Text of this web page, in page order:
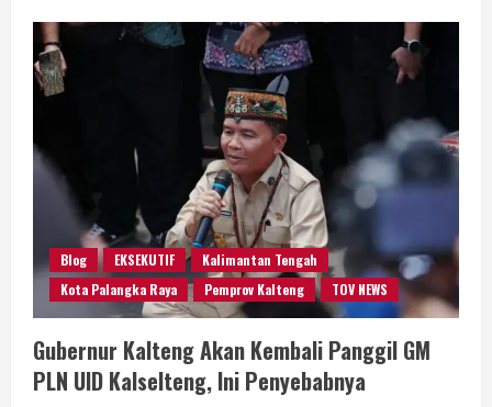
Blog EKSEKUTIF
Kalimantan Tengah
Kota Palangka Raya
Pemprov Kalteng TOV NEWS
Gubernur Kalteng Akan Kembali Panggil GM
PLN UID Kalselteng, Ini Penyebabnya